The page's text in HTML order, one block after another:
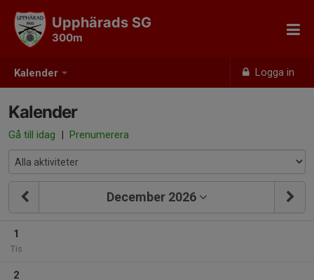
Kalender Logga in
Upphärads SG
300m
Kalender
Gå till idag | Prenumerera
December 2026
1
Tis
2